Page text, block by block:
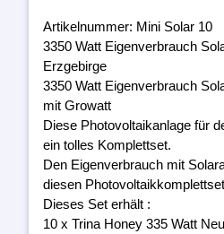
Artikelnummer: Mini Solar 10
3350 Watt Eigenverbrauch
Erzgebirge
3350 Watt Eigenverbrauch
mit Growatt
Diese Photovoltaikanlage für
ein tolles Komplettset.
Den Eigenverbrauch mit
diesen
Dieses Set erhält :
10 x Trina Honey 335 Watt